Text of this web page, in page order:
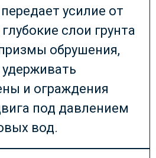
усилие от
слои грунта
обрушения,
и ограждения
под давлением
вод.